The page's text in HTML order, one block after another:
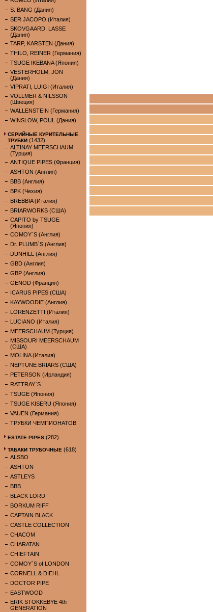
S. BANG (Дания)
SER JACOPO (Италия)
SKOVGAARD, LASSE
(Дания)
TARP, KARSTEN (Дания)
THILO, REINER (Германия)
TSUGE IKEBANA (Япония)
VESTERHOLM, JON
(Дания)
VIPRATI, LUIGI (Италия)
VOLLMER & NILSSON
(Швеция)
WALLENSTEIN (Германия)
WINSLOW, POUL (Дания)
СЕРИЙНЫЕ КУРИТЕЛЬНЫЕ
ТРУБКИ (1432)
ALTINAY MEERSCHAUM
(Турция)
ANTIQUE PIPES (Франция)
ASHTON (Англия)
BBB (Англия)
BPK (Чехия)
BREBBIA (Италия)
BRIARWORKS (США)
CAPITO by TSUGE
(Япония)
COMOY`S (Англия)
Dr. PLUMB`S (Англия)
DUNHILL (Англия)
GBD (Англия)
GBP (Англия)
GENOD (Франция)
ICARUS PIPES (США)
KAYWOODIE (Англия)
LORENZETTI (Италия)
LUCIANO (Италия)
MEERSCHAUM (Турция)
MISSOURI MEERSCHAUM
(США)
MOLINA (Италия)
NEPTUNE BRIARS (США)
PETERSON (Ирландия)
RATTRAY`S
TSUGE (Япония)
TSUGE KISERU (Япония)
VAUEN (Германия)
ТРУБКИ ЧЕМПИОНАТОВ
ESTATE PIPES (282)
ТАБАКИ ТРУБОЧНЫЕ (618)
ALSBO
ASHTON
ASTLEYS
BBB
BLACK LORD
BORKUM RIFF
CAPTAIN BLACK
CASTLE COLLECTION
CHACOM
CHARATAN
CHIEFTAIN
COMOY`S of LONDON
CORNELL & DIEHL
DOCTOR PIPE
EASTWOOD
ERIK STOKKEBYE 4th
GENERATION